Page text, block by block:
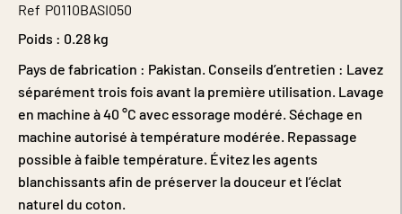
Ref P0110BASI050
Poids : 0.28 kg
Pays de fabrication : Pakistan. Conseils d’entretien : Lavez
séparément trois fois avant la première utilisation. Lavage
en machine à 40 °C avec essorage modéré. Séchage en
machine autorisé à température modérée. Repassage
possible à faible température. Évitez les agents
blanchissants afin de préserver la douceur et l’éclat
naturel du coton.